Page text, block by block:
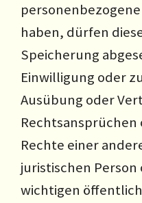
haben, dürfen
Speicherung
Einwilligung oder
Ausübung oder
Rechte einer
juristischen Person
wichtigen